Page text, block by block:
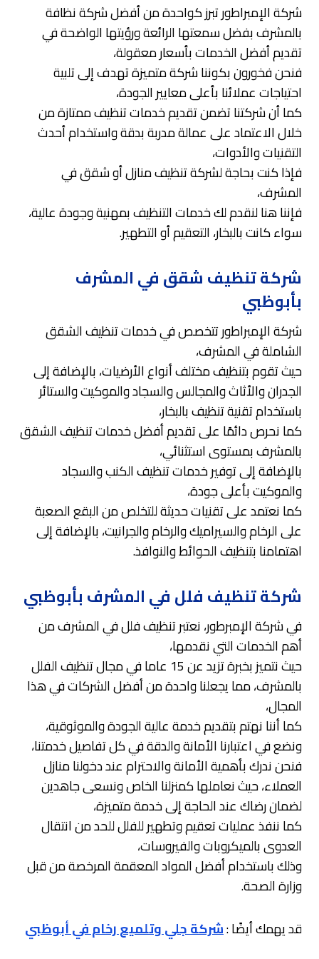
شركة الإمبراطور تبرز كواحدة من أفضل شركة نظافة
بالمشرف بفضل سمعتها الرائعة ورؤيتها الواضحة في
تقديم أفضل الخدمات بأسعار معقولة،
فنحن فخورون بكوننا شركة متميزة تهدف إلى تلبية
احتياجات عملائنا بأعلى معايير الجودة،
كما أن شركتنا تضمن تقديم خدمات تنظيف ممتازة من
خلال الاعتماد على عمالة مدربة بدقة واستخدام أحدث
التقنيات والأدوات،
فإذا كنت بحاجة لشركة تنظيف منازل أو شقق في
المشرف،
فإننا هنا لنقدم لك خدمات التنظيف بمهنية وجودة عالية،
سواء كانت بالبخار، التعقيم أو التطهير.
شركة تنظيف شقق في المشرف
بأبوظبي
شركة الإمبراطور تتخصص في خدمات تنظيف الشقق
الشاملة في المشرف،
حيث تقوم بتنظيف مختلف أنواع الأرضيات، بالإضافة إلى
الجدران والأثاث والمجالس والسجاد والموكيت والستائر
باستخدام تقنية تنظيف بالبخار،
كما نحرص دائمًا على تقديم أفضل خدمات تنظيف الشقق
بالمشرف بمستوى استثنائي،
بالإضافة إلى توفير خدمات تنظيف الكنب والسجاد
والموكيت بأعلى جودة،
كما نعتمد على تقنيات حديثة للتخلص من البقع الصعبة
على الرخام والسيراميك والرخام والجرانيت، بالإضافة إلى
اهتمامنا بتنظيف الحوائط والنوافذ.
شركة تنظيف فلل في المشرف بأبوظبي
في شركة الإمبرطور، نعتبر تنظيف فلل في المشرف من
أهم الخدمات التي نقدمها،
حيث نتميز بخبرة تزيد عن 15 عاما في مجال تنظيف الفلل
بالمشرف، مما يجعلنا واحدة من أفضل الشركات في هذا
المجال،
كما أننا نهتم بتقديم خدمة عالية الجودة والموثوقية،
ونضع في اعتبارنا الأمانة والدقة في كل تفاصيل خدمتنا،
فنحن ندرك بأهمية الأمانة والاحترام عند دخولنا منازل
العملاء، حيث نعاملها كمنزلنا الخاص ونسعى جاهدين
لضمان رضاك عند الحاجة إلى خدمة متميزة،
كما ننفذ عمليات تعقيم وتطهير للفلل للحد من انتقال
العدوى بالميكروبات والفيروسات،
وذلك باستخدام أفضل المواد المعقمة المرخصة من قبل
وزارة الصحة.
قد يهمك أيضًا :شركة جلي وتلميع رخام في أبوظبي